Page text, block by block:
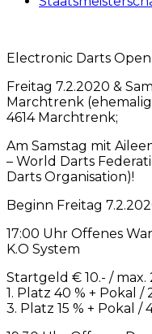
Electronic Darts
Freitag 7.2.2020 &
Marchtrenk
4614 Marchtrenk;
Am Samstag mit
– World Darts
Darts Organisation)!
Beginn Freitag
17:00 Uhr Offenes
K.O System
Startgeld € 10.- / max.
1. Platz 40 % + Pokal /
3. Platz 15 % + Pokal /